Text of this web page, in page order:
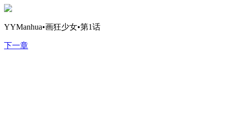
YYManhua•画狂少女•第1话
下一章